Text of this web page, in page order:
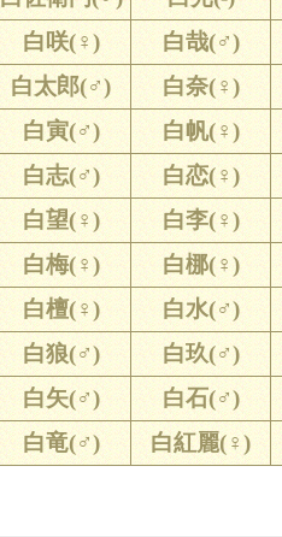
白咲(♀)
白哉(♂)
白太郎(♂)
白奈(♀)
白寅(♂)
白帆(♀)
白志(♂)
白恋(♀)
白望(♀)
白李(♀)
白梅(♀)
白梛(♀)
白檀(♀)
白水(♂)
白狼(♂)
白玖(♂)
白矢(♂)
白石(♂)
白竜(♂)
白紅麗(♀)